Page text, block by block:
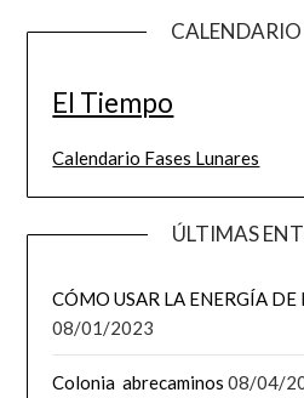
El Tiempo
Calendario Fases Lunares
ÚLTIMAS
CÓMO USAR LA ENERGÍA DE
08/01/2023
Colonia abrecaminos 08/04/